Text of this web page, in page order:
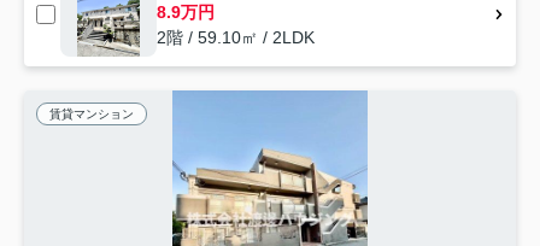
8.9万円
2階 / 59.10㎡ / 2LDK
賃貸マンション